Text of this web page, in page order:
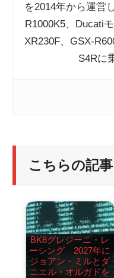
を2014年から運営
R1000K5、Ducati
XR230F、GSX-
S4Rに
こちらの記
BK8グレジーニ・レ
ーシング 2027年に
ジョアン・ミルとダ
ニエル・オルガドを